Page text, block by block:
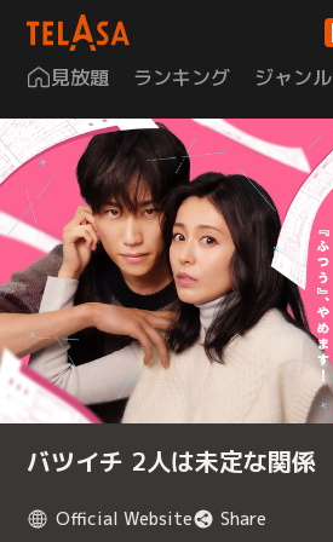
見放題 ランキング ジャンル
バツイチ 2人は未定な関係
Official Website Share